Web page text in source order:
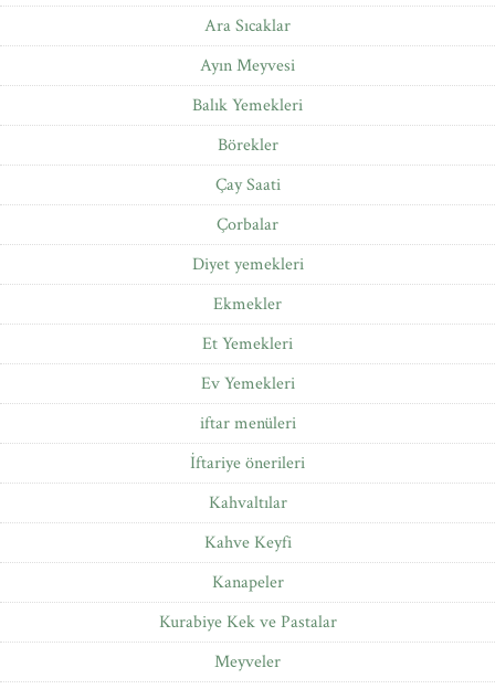
Ara Sıcaklar
Ayın Meyvesi
Balık Yemekleri
Börekler
Çay Saati
Çorbalar
Diyet yemekleri
Ekmekler
Et Yemekleri
Ev Yemekleri
iftar menüleri
İftariye önerileri
Kahvaltılar
Kahve Keyfi
Kanapeler
Kurabiye Kek ve Pastalar
Meyveler